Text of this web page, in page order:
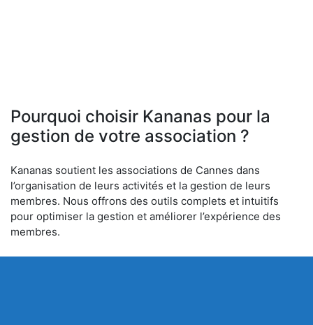
Pourquoi choisir Kananas pour la
gestion de votre association ?
Kananas soutient les associations de Cannes dans
l’organisation de leurs activités et la gestion de leurs
membres. Nous offrons des outils complets et intuitifs
pour optimiser la gestion et améliorer l’expérience des
membres.